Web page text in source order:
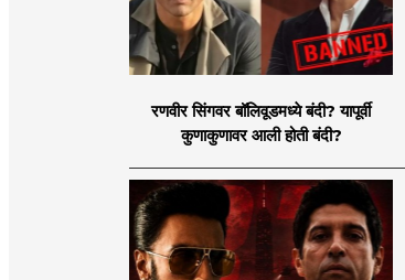
रणवीर सिंगवर बॉलिवूडमध्ये बंदी? यापूर्वी
कुणाकुणावर आली होती बंदी?